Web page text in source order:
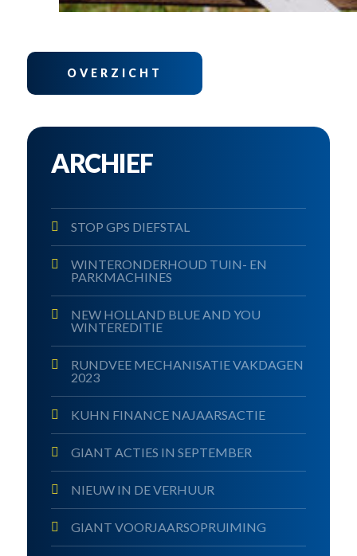
OVERZICHT
ARCHIEF
STOP GPS DIEFSTAL
WINTERONDERHOUD TUIN- EN
PARKMACHINES
NEW HOLLAND BLUE AND YOU
WINTEREDITIE
RUNDVEE MECHANISATIE VAKDAGEN
2023
KUHN FINANCE NAJAARSACTIE
GIANT ACTIES IN SEPTEMBER
NIEUW IN DE VERHUUR
GIANT VOORJAARSOPRUIMING